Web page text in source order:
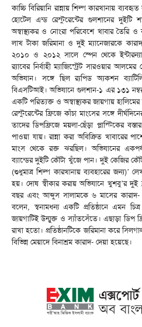
কাচ্চি বিরিয়ানি রান্নায় শিল্প কারখানায়
হোটেল এন্ড রেস্টুরেন্টের গুলশানের দুইটি
অস্বাস্থ্যকর ও নোংরা পরিবেশে খাবার তৈরি
লাখ টাকা জরিমানা ও দুই ম্যানেজারকে
২০১০ ও ২০১২ সালে স্পেন থেকে
র‌্যাবের নির্বাহী ম্যাজিস্ট্রেট সারওয়ার
অভিযান। সঙ্গে ছিল র‌্যপিড অ্যকশন
বিএসটিআই। অভিযানে গুলশান-১ এর ১৩১ নম্বর
একটি পরিত্যক্ত ও অস্বাস্থ্যকর জায়গায়
রেস্টুরেন্টের ফ্রিজে কাঁচা মাংসের সঙ্গে
তাদের ডিপফ্রিজে ময়লা-ছেঁড়া প্লাস্টিকের
পাওয়া যায়। রান্না করা অবিক্রিত খাবারের
মাংস থেকে রক্ত ঝরছিল। অভিযানের
ব্যান্ডের দুইটি কৌটা খুঁজে পান। দুই কেজির
(শুধুমাত্র শিল্প কারখানায় ব্যবহারের জন্য)’
হয়। দোষ স্বীকার করায় অভিযানে খুশবু’র দুই
বছর এবং আব্দুস সালামকে ৬ মাসের কারাদ-
বলেন, স্বনামধন্য একটি প্রতিষ্ঠানে এমন
জায়গাটিই উন্মুক্ত ও স্যাঁতসেঁতে। এছাড়া ডিপ
রাখা হতো। প্রতিষ্ঠানটিকে জরিমানা করে
বিভিন্ন মেয়াদে বিনাশ্রম কারাদ- দেয়া হয়েছে।